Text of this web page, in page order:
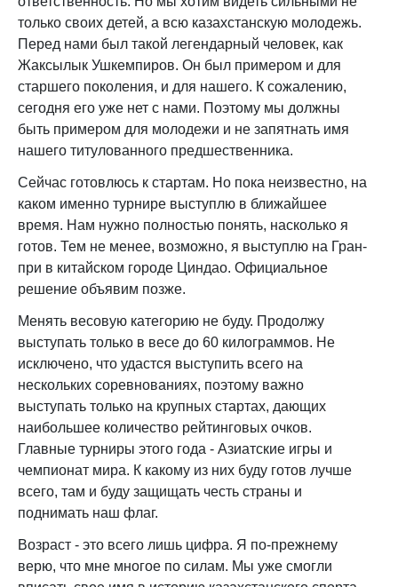
только своих детей, а всю казахстанскую молодежь.
Перед нами был такой легендарный человек, как
Жаксылык Ушкемпиров. Он был примером и для
старшего поколения, и для нашего. К сожалению,
сегодня его уже нет с нами. Поэтому мы должны
быть примером для молодежи и не запятнать имя
нашего титулованного предшественника.
Сейчас готовлюсь к стартам. Но пока неизвестно, на
каком именно турнире выступлю в ближайшее
время. Нам нужно полностью понять, насколько я
готов. Тем не менее, возможно, я выступлю на Гран-
при в китайском городе Циндао. Официальное
решение объявим позже.
Менять весовую категорию не буду. Продолжу
выступать только в весе до 60 килограммов. Не
исключено, что удастся выступить всего на
нескольких соревнованиях, поэтому важно
выступать только на крупных стартах, дающих
наибольшее количество рейтинговых очков.
Главные турниры этого года - Азиатские игры и
чемпионат мира. К какому из них буду готов лучше
всего, там и буду защищать честь страны и
поднимать наш флаг.
Возраст - это всего лишь цифра. Я по-прежнему
верю, что мне многое по силам. Мы уже смогли